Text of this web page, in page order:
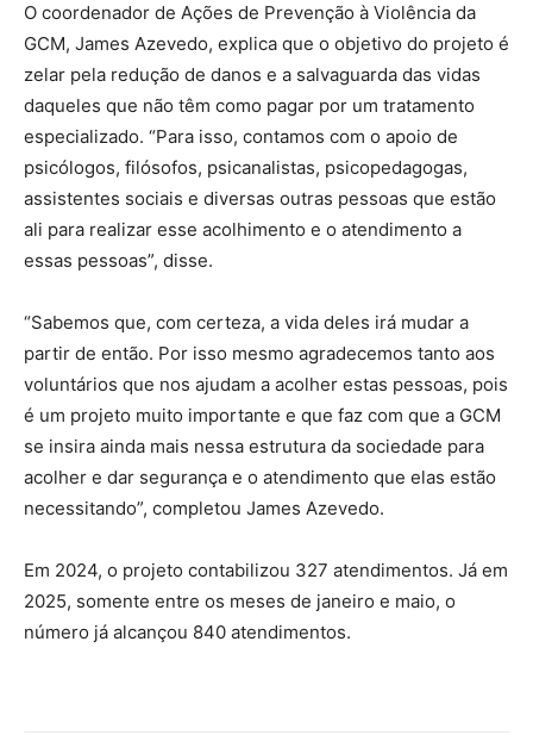
O coordenador de Ações de Prevenção à Violência da
GCM, James Azevedo, explica que o objetivo do projeto é
zelar pela redução de danos e a salvaguarda das vidas
daqueles que não têm como pagar por um tratamento
especializado. “Para isso, contamos com o apoio de
psicólogos, filósofos, psicanalistas, psicopedagogas,
assistentes sociais e diversas outras pessoas que estão
ali para realizar esse acolhimento e o atendimento a
essas pessoas”, disse.
“Sabemos que, com certeza, a vida deles irá mudar a
partir de então. Por isso mesmo agradecemos tanto aos
voluntários que nos ajudam a acolher estas pessoas, pois
é um projeto muito importante e que faz com que a GCM
se insira ainda mais nessa estrutura da sociedade para
acolher e dar segurança e o atendimento que elas estão
necessitando”, completou James Azevedo.
Em 2024, o projeto contabilizou 327 atendimentos. Já em
2025, somente entre os meses de janeiro e maio, o
número já alcançou 840 atendimentos.